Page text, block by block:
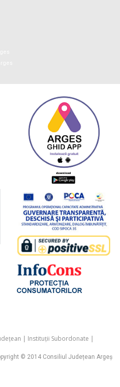
| Instituții Subordonate |
© 2014 Consiliul Județean Argeș